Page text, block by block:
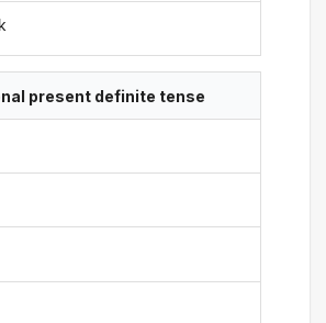
present definite tense